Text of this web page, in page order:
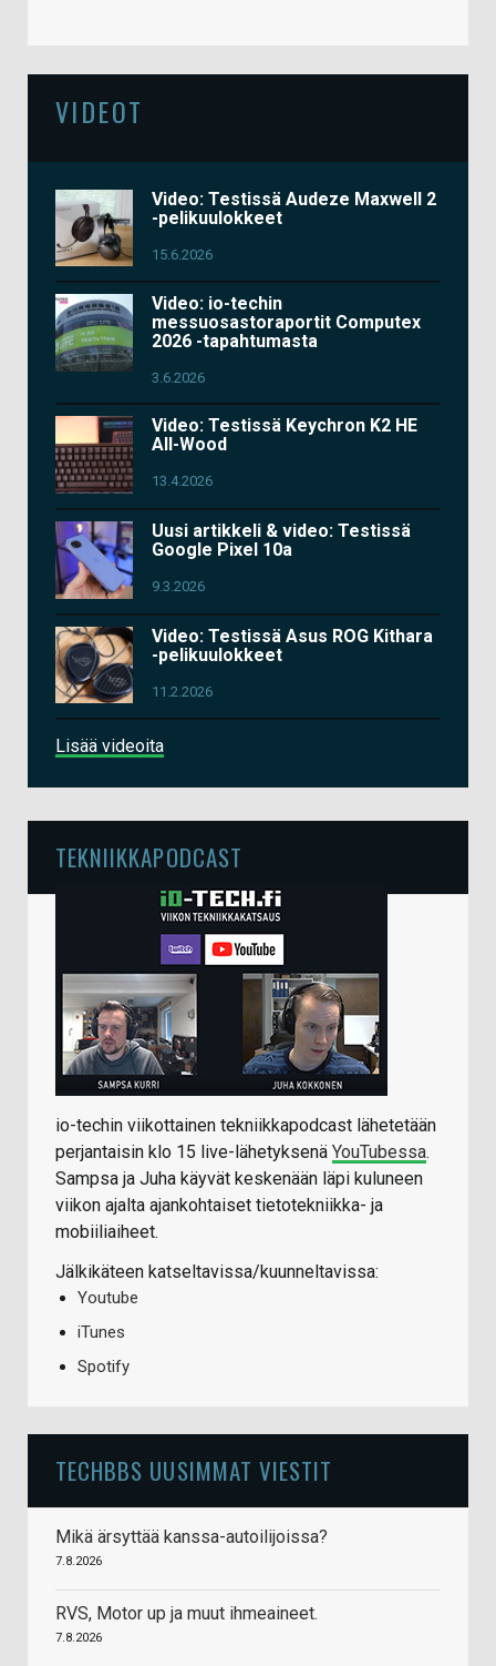
VIDEOT
Video: Testissä Audeze Maxwell 2
-pelikuulokkeet
15.6.2026
Video: io-techin
messuosastoraportit Computex
2026 -tapahtumasta
3.6.2026
Video: Testissä Keychron K2 HE
All-Wood
13.4.2026
Uusi artikkeli & video: Testissä
Google Pixel 10a
9.3.2026
Video: Testissä Asus ROG Kithara
-pelikuulokkeet
11.2.2026
Lisää videoita
TEKNIIKKAPODCAST
io-techin viikottainen tekniikkapodcast lähetetään
perjantaisin klo 15 live-lähetyksenä YouTubessa.
Sampsa ja Juha käyvät keskenään läpi kuluneen
viikon ajalta ajankohtaiset tietotekniikka- ja
mobiiliaiheet.
Jälkikäteen katseltavissa/kuunneltavissa:
Youtube
iTunes
Spotify
TECHBBS UUSIMMAT VIESTIT
Mikä ärsyttää kanssa-autoilijoissa?
7.8.2026
RVS, Motor up ja muut ihmeaineet.
7.8.2026